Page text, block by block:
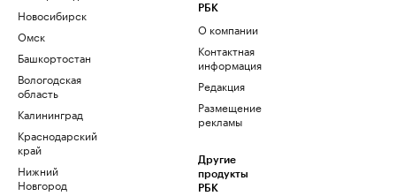
Новосибирск
Омск
Башкортостан
Вологодская
область
Калининград
Краснодарский
край
Нижний
Новгород
РБК
О компании
Контактная
информация
Редакция
Размещение
рекламы
Другие
продукты
РБК